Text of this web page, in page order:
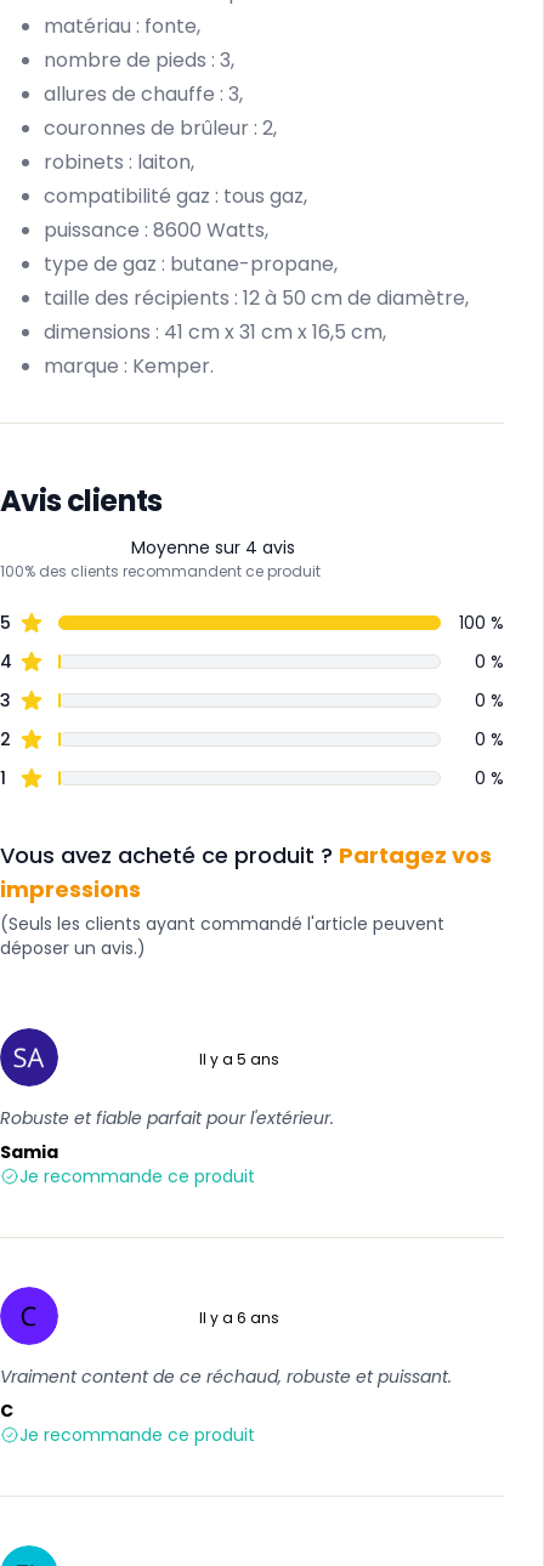
matériau : fonte,
nombre de pieds : 3,
allures de chauffe : 3,
couronnes de brûleur : 2,
robinets : laiton,
compatibilité gaz : tous gaz,
puissance : 8600 Watts,
type de gaz : butane-propane,
taille des récipients : 12 à 50 cm de diamètre,
dimensions : 41 cm x 31 cm x 16,5 cm,
marque : Kemper.
Avis clients
Moyenne sur 4 avis
100% des clients recommandent ce produit
5
100 %
4
0 %
3
0 %
2
0 %
1
0 %
Vous avez acheté ce produit ? Partagez vos
impressions
(Seuls les clients ayant commandé l'article peuvent
déposer un avis.)
Il y a 5 ans
Robuste et fiable parfait pour l'extérieur.
Samia
Je recommande ce produit
Il y a 6 ans
Vraiment content de ce réchaud, robuste et puissant.
C
Je recommande ce produit